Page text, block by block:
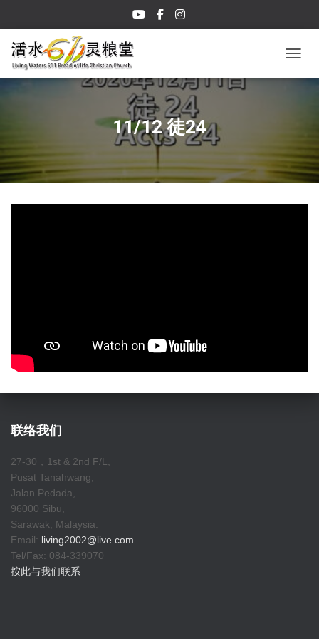
11/12 徒24
联络我们
27-30，1st & 2nd F/L,
Pusat Tanahwang,
Jalan Pedada,
96000 Sibu,
Sarawak, Malaysia.
Email: living2002@live.com
Tel/Fax: 084-339070
按此与我们联系